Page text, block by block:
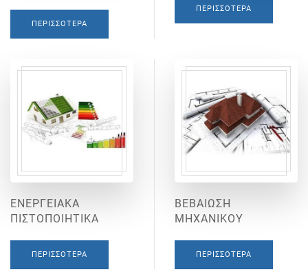
ΠΕΡΙΣΣΌΤΕΡΑ
ΠΕΡΙΣΣΌΤΕΡΑ
ΕΝΕΡΓΕΙΑΚΑ
ΠΙΣΤΟΠΟΙΗΤΙΚΑ
ΠΕΡΙΣΣΌΤΕΡΑ
ΒΕΒΑΙΩΣΗ
ΜΗΧΑΝΙΚΟΥ
ΠΕΡΙΣΣΌΤΕΡΑ